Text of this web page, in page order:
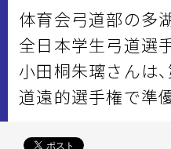
体育会弓道部の多
全日本学生弓道選
小田桐朱璃さんは
道遠的選手権で準